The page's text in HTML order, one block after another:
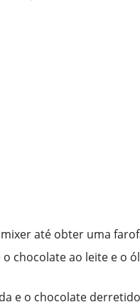
até obter uma
chocolate ao leite e o
e o chocolate